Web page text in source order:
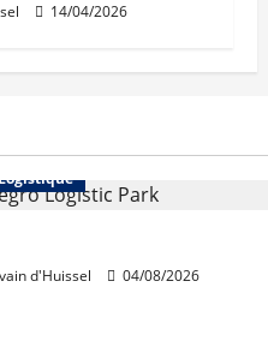
14/04/2026
d'Huissel 04/08/2026